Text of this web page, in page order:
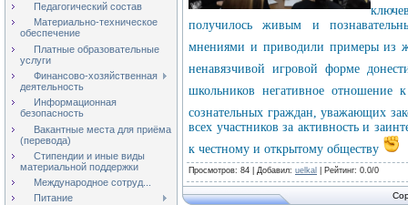
Педагогический состав
Материально-техническое
обеспечение
Платные образовательные
услуги
Финансово-хозяйственная
деятельность
Информационная
безопасность
Вакантные места для приёма
(перевода)
Стипендии и иные виды
материальной поддержки
Международное сотруд...
Питание
получилось живым и
мнениями и приводили примеры из
ненавязчивой игровой форме
школьников негативное отношение
сознательных граждан, уважающих
всех участников за активность и
к честному и открытому обществу
Просмотров: 84 | Добавил: uelkal Рейтинг: 0.0/0